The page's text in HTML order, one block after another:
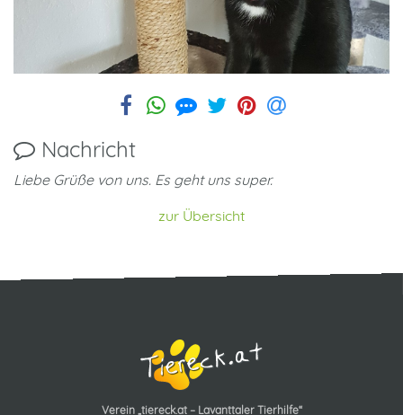
Nachricht
Liebe Grüße von uns. Es geht uns super.
zur Übersicht
Verein „tiereck.at – Lavanttaler Tierhilfe“